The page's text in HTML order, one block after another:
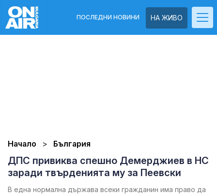
НА ЖИВО
ПОСЛЕДНИ НОВИНИ
Начало България
ДПС привиква спешно Демерджиев в НС
заради твърденията му за Пеевски
В една нормална държава всеки гражданин има право да